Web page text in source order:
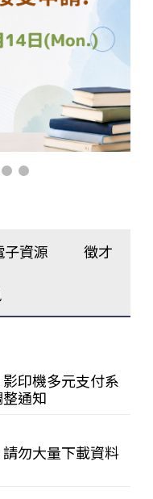
子資源 徵才
影印機多元支付系
通知
勿大量下載資料